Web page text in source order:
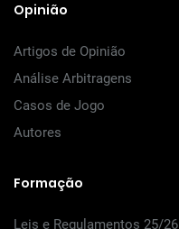
Opinião
Artigos de Opinião
Análise Arbitragens
Casos de Jogo
Autores
Formação
Leis e Regulamentos 25/26